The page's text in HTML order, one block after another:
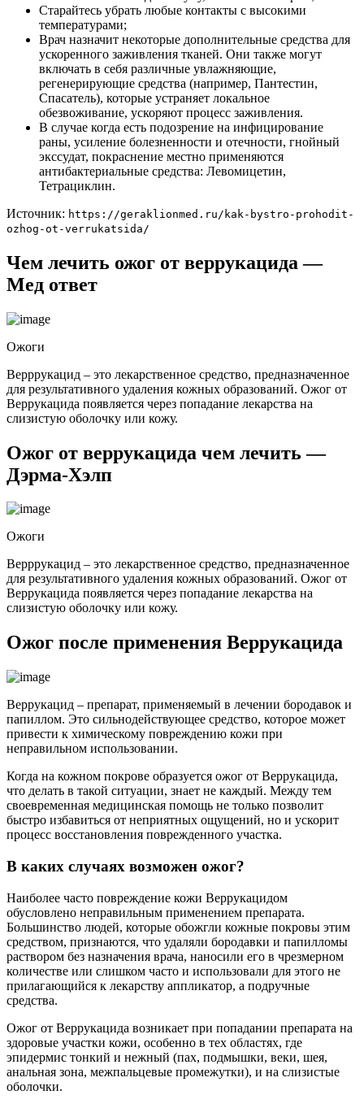
Старайтесь убрать любые контакты с высокими
температурами;
Врач назначит некоторые дополнительные средства для
ускоренного заживления тканей. Они также могут
включать в себя различные увлажняющие,
регенерирующие средства (например, Пантестин,
Спасатель), которые устраняет локальное
обезвоживание, ускоряют процесс заживления.
В случае когда есть подозрение на инфицирование
раны, усиление болезненности и отечности, гнойный
экссудат, покраснение местно применяются
антибактериальные средства: Левомицетин,
Тетрациклин.
Источник: https://geraklionmed.ru/kak-bystro-prohodit-
ozhog-ot-verrukatsida/
Чем лечить ожог от веррукацида —
Мед ответ
Ожоги
Верррукацид – это лекарственное средство, предназначенное
для результативного удаления кожных образований. Ожог от
Веррукацида появляется через попадание лекарства на
слизистую оболочку или кожу.
Ожог от веррукацида чем лечить —
Дэрма-Хэлп
Ожоги
Верррукацид – это лекарственное средство, предназначенное
для результативного удаления кожных образований. Ожог от
Веррукацида появляется через попадание лекарства на
слизистую оболочку или кожу.
Ожог после применения Веррукацида
Веррукацид – препарат, применяемый в лечении бородавок и
папиллом. Это сильнодействующее средство, которое может
привести к химическому повреждению кожи при
неправильном использовании.
Когда на кожном покрове образуется ожог от Веррукацида,
что делать в такой ситуации, знает не каждый. Между тем
своевременная медицинская помощь не только позволит
быстро избавиться от неприятных ощущений, но и ускорит
процесс восстановления поврежденного участка.
В каких случаях возможен ожог?
Наиболее часто повреждение кожи Веррукацидом
обусловлено неправильным применением препарата.
Большинство людей, которые обожгли кожные покровы этим
средством, признаются, что удаляли бородавки и папилломы
раствором без назначения врача, наносили его в чрезмерном
количестве или слишком часто и использовали для этого не
прилагающийся к лекарству аппликатор, а подручные
средства.
Ожог от Веррукацида возникает при попадании препарата на
здоровые участки кожи, особенно в тех областях, где
эпидермис тонкий и нежный (пах, подмышки, веки, шея,
анальная зона, межпальцевые промежутки), и на слизистые
оболочки.